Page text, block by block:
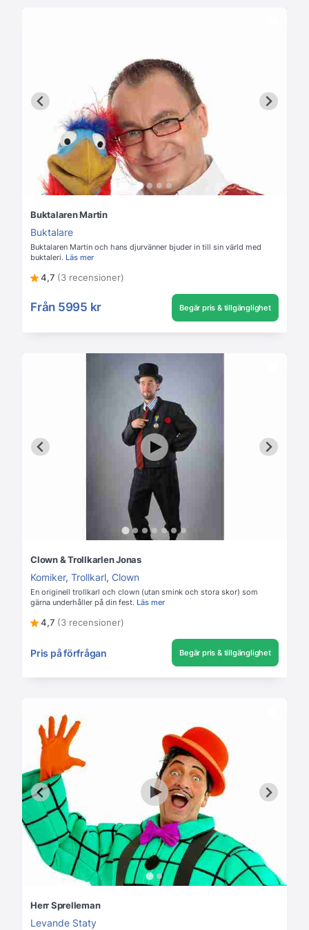
Buktalaren Martin
Buktalare
Buktalaren Martin och hans djurvänner bjuder in till sin värld med
buktaleri. Läs mer
4,7 (3 recensioner)
Från 5995 kr Begär pris & tillgänglighet
Clown & Trollkarlen Jonas
Komiker, Trollkarl, Clown
En originell trollkarl och clown (utan smink och stora skor) som
gärna underhåller på din fest. Läs mer
4,7 (3 recensioner)
Pris på förfrågan Begär pris & tillgänglighet
Herr Sprelleman
Levande Staty